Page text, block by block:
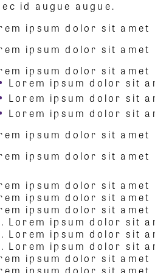
id augue augue.
ipsum dolor sit amet
ipsum dolor sit amet
ipsum dolor sit amet
Lorem ipsum dolor sit
Lorem ipsum dolor sit
Lorem ipsum dolor sit
ipsum dolor sit amet
ipsum dolor sit amet
ipsum dolor sit amet
ipsum dolor sit amet
ipsum dolor sit amet
Lorem ipsum dolor sit
Lorem ipsum dolor sit
Lorem ipsum dolor sit
ipsum dolor sit amet